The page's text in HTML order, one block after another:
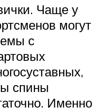
Чаще у
могут
с
спины
Именно